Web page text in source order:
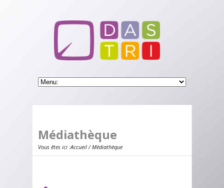
Médiathèque
Vous êtes ici :Accueil/ Médiathèque